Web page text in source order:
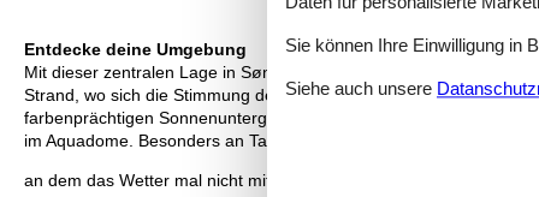
Entdecke deine Umgebung
Mit dieser zentralen Lage in Søndervig stehen dir unzählige
Strand, wo sich die Stimmung des Westenmeeres von Stunde zu
farbenprächtigen Sonnenuntergängen. Lalandia Søndervig liegt
im Aquadome. Besonders an Tagen,
an dem das Wetter mal nicht mitspielt, ist hier Spaß mit
Sie können Ihre Einwilligung in
Siehe auch unsere